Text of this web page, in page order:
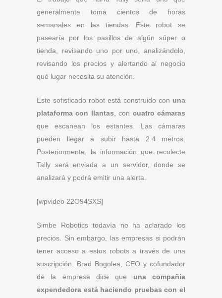
generalmente toma cientos de horas
semanales en las tiendas. Este robot se
pasearía por los pasillos de algún súper o
tienda, revisando uno por uno, analizándolo,
revisando los precios y alertando al negocio
qué lugar necesita su atención.
Este sofisticado robot está construido con una
plataforma con llantas , con cuatro cámaras
que escanean los estantes. Las cámaras
pueden llegar a subir hasta 2.4 metros.
Posteriormente, la información que recolecte
Tally será enviada a un servidor, donde se
analizará y podrá emitir una alerta.
[wpvideo 22O94SXS]
Simbe Robotics todavía no ha aclarado los
precios. Sin embargo, las empresas si podrán
tener acceso a estos robots a través de una
suscripción. Brad Bogolea, CEO y cofundador
de la empresa dice que una compañía
expendedora está haciendo pruebas con el